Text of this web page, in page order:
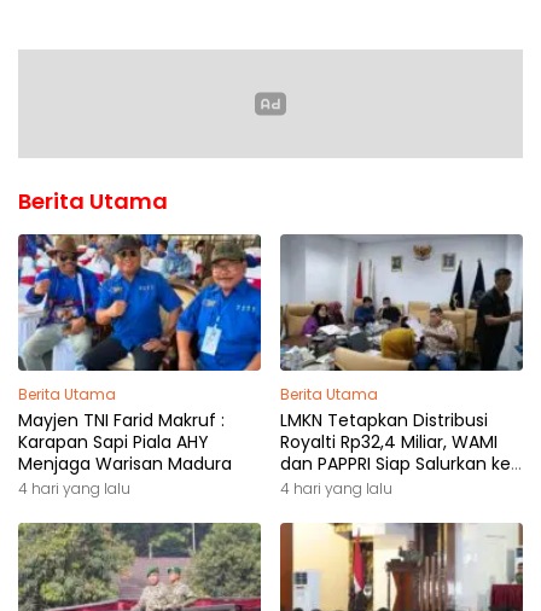
Berita Utama
Berita Utama
Mayjen TNI Farid Makruf :
Karapan Sapi Piala AHY
Menjaga Warisan Madura
4 hari yang lalu
Berita Utama
LMKN Tetapkan Distribusi
Royalti Rp32,4 Miliar, WAMI
dan PAPPRI Siap Salurkan ke
Pemilik Hak
4 hari yang lalu